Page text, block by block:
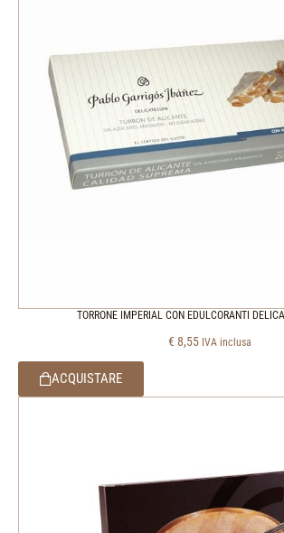
TORRONE IMPERIAL CON EDULCORANTI
€ 8,55 IVA inclusa
ACQUISTARE